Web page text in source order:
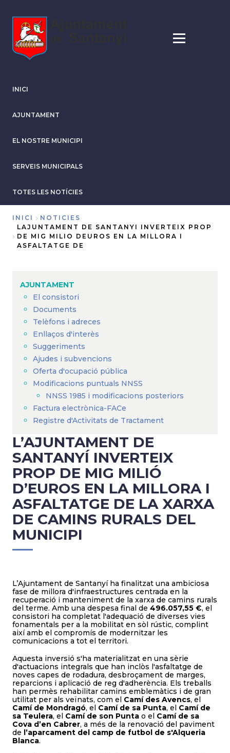
contingut
INICI
AJUNTAMENT
EL NOSTRE MUNICIPI
SERVEIS MUNICIPALS
TOTES LES NOTÍCIES
Fil
d'Ariadna
INICI
NOTICIES
LAJUNTAMENT DE SANTANYI INVERTEIX PROP
DE MIG MILIO DEUROS EN LA MILLORA I
ASFALTATGE DE
AJUNTAMENT
El consistori
Documents
Telèfons i adreces
Enllaços d'interès
Suggeriments
Ajudes i subvencions
Oferta d'ocupació pública
Modificacions puntuals NNSS
NNSS 1985 i modificacions posteriors
Factura electrònica-FACe
Registre d'Activitats de Tractament
L’AJUNTAMENT DE
SANTANYÍ INVERTEIX
PROP DE MIG MILIÓ
D’EUROS EN LA MILLORA I
ASFALTATGE DE LA XARXA
DE CAMINS RURALS DEL
MUNICIPI
L’Ajuntament de Santanyí ha finalitzat una ambiciosa
fase de millora d'infraestructures centrada en la
recuperació i manteniment de la xarxa de camins rurals
del terme. Amb una despesa final de 496.057,55 €, el
consistori ha completat l'adequació de diverses vies
fonamentals per a la mobilitat en sòl rústic, complint
així amb el compromís de modernitzar les
comunicacions a tot el territori.
Aquesta inversió s'ha materialitzat en una sèrie
d'actuacions integrals que han inclòs l'asfaltatge de
noves capes de rodadura, desbroçament de marges,
reparcions i aplicació de reg d'adherència. Els treballs
han permès rehabilitar camins emblemàtics i de gran
utilitat per als veïnats, com el Camí des Avencs, el
Camí de Mondragó, el Camí de sa Punta, el Camí de
sa Teulera, el Camí de son Punta o el Camí de sa
Cova d’en Cabrer, a més de la renovació del paviment
de l’aparcament del camp de futbol de s'Alqueria
Blanca.